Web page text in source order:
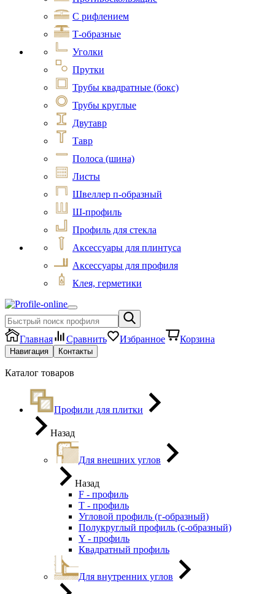
С рифлением
Т-образные
Уголки
Прутки
Трубы квадратные (бокс)
Трубы круглые
Двутавр
Тавр
Полоса (шина)
Листы
Швеллер п-образный
Ш-профиль
Профиль для стекла
Аксессуары для плинтуса
Аксессуары для профиля
Клея, герметики
Главная Сравнить Избранное Корзина
Навигация Контакты
Каталог товаров
Профили для плитки
Назад
Для внешних углов
Назад
F - профиль
Т - профиль
Угловой профиль (г-образный)
Полукруглый профиль (с-образный)
Y - профиль
Квадратный профиль
Для внутренних углов